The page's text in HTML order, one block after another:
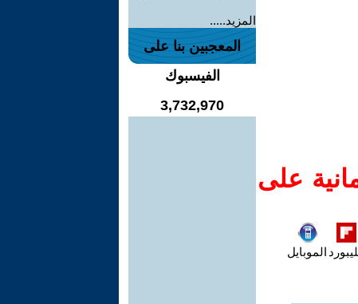
على
الموبايل
المزيد.....
المعجبين بنا على
الفيسبوك
3,732,970